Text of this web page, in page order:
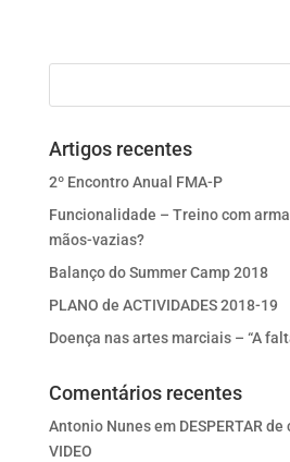
Artigos recentes
2º Encontro Anual FMA-P
Funcionalidade – Treino com
mãos-vazias?
Balanço do Summer Camp 2018
PLANO de ACTIVIDADES 2018-19
Doença nas artes marciais – “A
Comentários recentes
Antonio Nunesem DESPERTAR
VIDEO